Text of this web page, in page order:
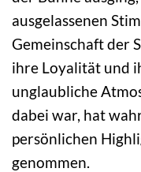
ausgelassenen
Gemeinschaft der
ihre Loyalität und
unglaubliche
dabei war, hat
persönlichen
genommen.